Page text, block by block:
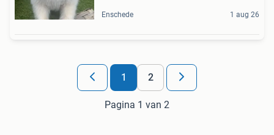
Enschede 1 aug 26
1 2
Pagina 1 van 2